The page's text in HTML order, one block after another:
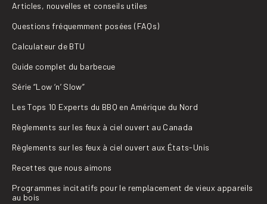
Articles, nouvelles et conseils utiles
Questions fréquemment posées (FAQs)
Calculateur de BTU
Guide complet du barbecue
Série “Low ‘n’ Slow”
Les Tops 10 Experts du BBQ en Amérique du Nord
Règlements sur les feux à ciel ouvert au Canada
Règlements sur les feux à ciel ouvert aux États-Unis
Recettes que nous aimons
Programmes incitatifs pour le remplacement de vieux appareils
au bois